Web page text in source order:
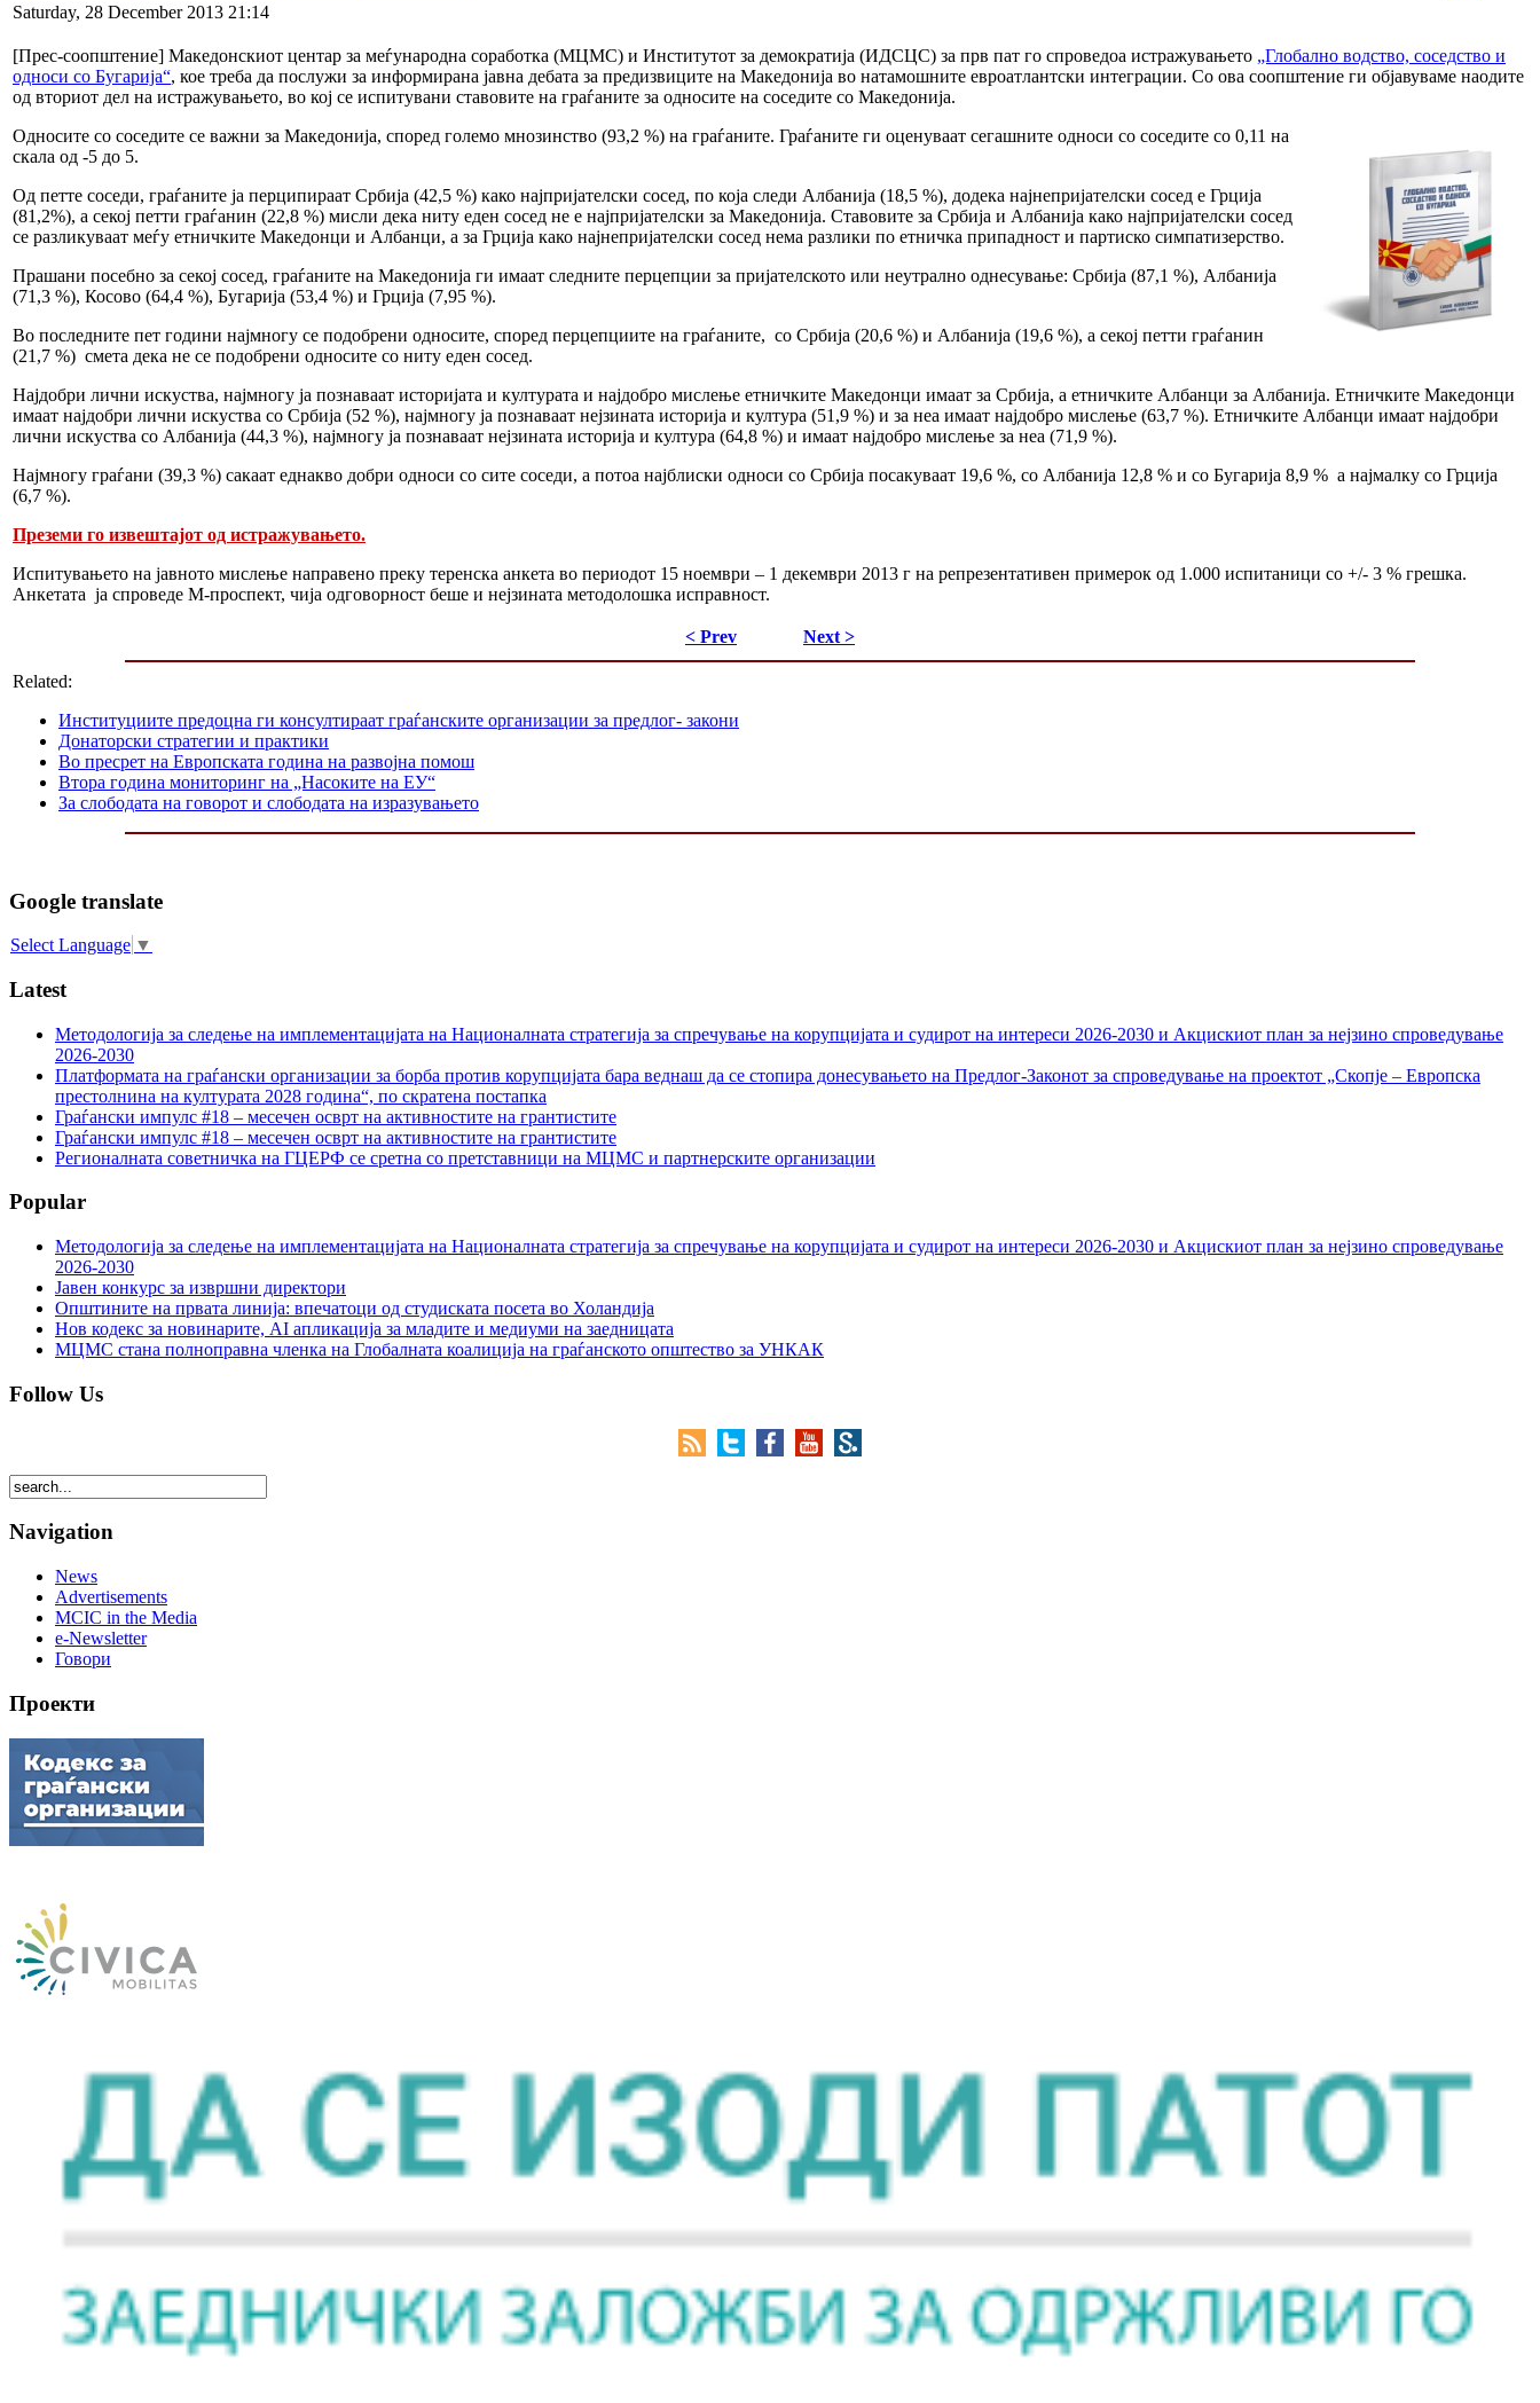
Saturday, 28 December 2013 21:14
[Прес-соопштение] Македонскиот центар за меѓународна соработка (МЦМС) и Институтот за демократија (ИДСЦС) за прв пат го спроведоа истражувањето „Глобално водство, соседство и
односи со Бугарија“, кое треба да послужи за информирана јавна дебата за предизвиците на Македонија во натамошните евроатлантски интеграции. Со ова соопштение ги објавуваме наодите
од вториот дел на истражувањето, во кој се испитувани ставовите на граѓаните за односите на соседите со Македонија.
Односите со соседите се важни за Македонија, според големо мнозинство (93,2 %) на граѓаните. Граѓаните ги оценуваат сегашните односи со соседите со 0,11 на
скала од -5 до 5.
Од петте соседи, граѓаните ја перципираат Србија (42,5 %) како најпријателски сосед, по која следи Албанија (18,5 %), додека најнепријателски сосед е Грција
(81,2%), а секој петти граѓанин (22,8 %) мисли дека ниту еден сосед не е најпријателски за Македонија. Ставовите за Србија и Албанија како најпријателски сосед
се разликуваат меѓу етничките Македонци и Албанци, а за Грција како најнепријателски сосед нема разлики по етничка припадност и партиско симпатизерство.
Прашани посебно за секој сосед, граѓаните на Македонија ги имаат следните перцепции за пријателското или неутрално однесување: Србија (87,1 %), Албанија
(71,3 %), Косово (64,4 %), Бугарија (53,4 %) и Грција (7,95 %).
Во последните пет години најмногу се подобрени односите, според перцепциите на граѓаните, со Србија (20,6 %) и Албанија (19,6 %), а секој петти граѓанин
(21,7 %) смета дека не се подобрени односите со ниту еден сосед.
Најдобри лични искуства, најмногу ја познаваат историјата и културата и најдобро мислење етничките Македонци имаат за Србија, а етничките Албанци за Албанија. Етничките Македонци
имаат најдобри лични искуства со Србија (52 %), најмногу ја познаваат нејзината историја и култура (51,9 %) и за неа имаат најдобро мислење (63,7 %). Етничките Албанци имаат најдобри
лични искуства со Албанија (44,3 %), најмногу ја познаваат нејзината историја и култура (64,8 %) и имаат најдобро мислење за неа (71,9 %).
Најмногу граѓани (39,3 %) сакаат еднакво добри односи со сите соседи, а потоа најблиски односи со Србија посакуваат 19,6 %, со Албанија 12,8 % и со Бугарија 8,9 % а најмалку со Грција
(6,7 %).
Преземи го извештајот од истражувањето.
Испитувањето на јавното мислење направено преку теренска анкета во периодот 15 ноември – 1 декември 2013 г на репрезентативен примерок од 1.000 испитаници со +/- 3 % грешка.
Анкетата ја спроведе М-проспект, чија одговорност беше и нејзината методолошка исправност.
< Prev Next >
Related:
Институциите предоцна ги консултираат граѓанските организации за предлог- закони
Донаторски стратегии и практики
Во пресрет на Европската година на развојна помош
Втора година мониторинг на „Насоките на ЕУ“
За слободата на говорот и слободата на изразувањето
Google translate
Select Language ▼
Latest
Методологија за следење на имплементацијата на Националната стратегија за спречување на корупцијата и судирот на интереси 2026-2030 и Акцискиот план за нејзино спроведување
2026-2030
Платформата на граѓански организации за борба против корупцијата бара веднаш да се стопира донесувањето на Предлог-Законот за спроведување на проектот „Скопје – Европска
престолнина на културата 2028 година“, по скратена постапка
Граѓански импулс #18 – месечен осврт на активностите на грантистите
Граѓански импулс #18 – месечен осврт на активностите на грантистите
Регионалната советничка на ГЦЕРФ се сретна со претставници на МЦМС и партнерските организации
Popular
Методологија за следење на имплементацијата на Националната стратегија за спречување на корупцијата и судирот на интереси 2026-2030 и Акцискиот план за нејзино спроведување
2026-2030
Јавен конкурс за извршни директори
Општините на првата линија: впечатоци од студиската посета во Холандија
Нов кодекс за новинарите, AI апликација за младите и медиуми на заедницата
МЦМС стана полноправна членка на Глобалната коалиција на граѓанското општество за УНКАК
Follow Us
Navigation
News
Advertisements
MCIC in the Media
e-Newsletter
Говори
Проекти